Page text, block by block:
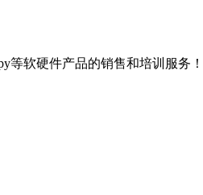
软硬件产品的销售和培训服务